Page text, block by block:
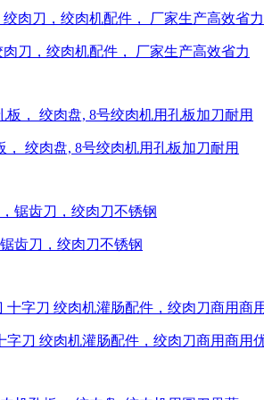
刀，绞肉机配件， 厂家生产高效省力
， 绞肉盘, 8号绞肉机用孔板加刀耐用
齿刀，绞肉刀不锈钢
字刀 绞肉机灌肠配件，绞肉刀商用商用